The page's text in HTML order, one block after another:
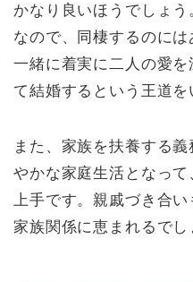
かなり良いほうでしょ
なので、同棲するのに
一緒に着実に二人の愛
て結婚するという王道を
また、家族を扶養する
やかな家庭生活となっ
上手です。親戚づき合
家族関係に恵まれるでし